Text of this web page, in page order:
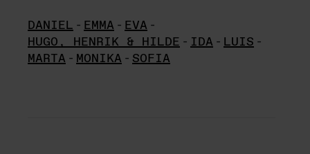
DANIEL - EMMA - EVA -
HUGO, HENRIK & HILDE - IDA - LUIS -
MARTA - MONIKA - SOFIA